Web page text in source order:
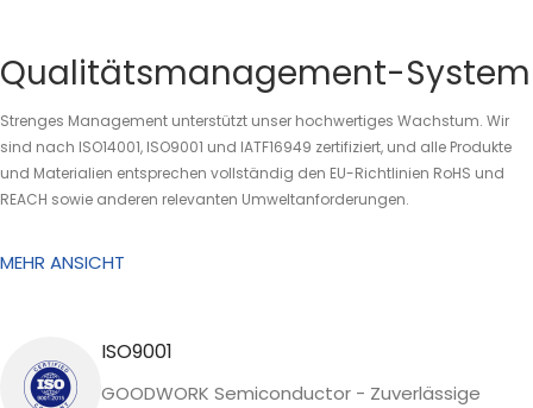
Qualitätsmanagement-System
Strenges Management unterstützt unser hochwertiges Wachstum. Wir
sind nach ISO14001, ISO9001 und IATF16949 zertifiziert, und alle Produkte
und Materialien entsprechen vollständig den EU-Richtlinien RoHS und
REACH sowie anderen relevanten Umweltanforderungen.
MEHR ANSICHT
ISO9001
GOODWORK Semiconductor - Zuverlässige